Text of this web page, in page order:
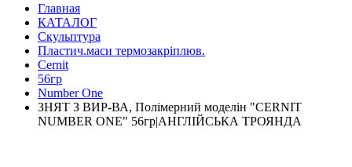
Главная
КАТАЛОГ
Скульптура
Пластич.маси термозакріплюв.
Cernit
56гр
Number One
ЗНЯТ З ВИР-ВА, Полімерний моделін "CERNIT
NUMBER ONE" 56гр|АНГЛІЙСЬКА ТРОЯНДА